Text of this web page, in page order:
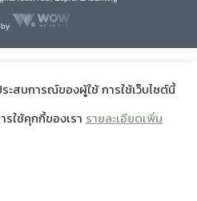
ะสบการณ์ของผู้ใช้ การใช้เว็บไซต์นี้
รใช้คุกกี้ของเรา รายละเอียดเพิ่ม